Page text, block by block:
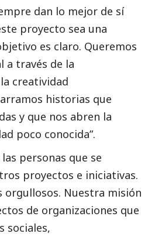
dan lo mejor de sí
proyecto sea una
es claro. Queremos
a través de la
creatividad
historias que
y que nos abren la
poco conocida”.
personas que se
proyectos e iniciativas.
orgullosos. Nuestra misión
de organizaciones que
sociales,